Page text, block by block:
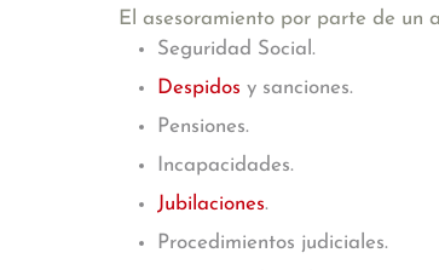
El asesoramiento por parte de un
Seguridad Social.
Despidos y sanciones.
Pensiones.
Incapacidades.
Jubilaciones.
Procedimientos judiciales.